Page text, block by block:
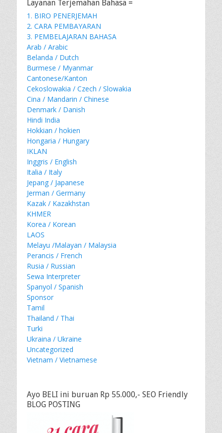
Layanan Terjemahan Bahasa =
1. BIRO PENERJEMAH
2. CARA PEMBAYARAN
3. PEMBELAJARAN BAHASA
Arab / Arabic
Belanda / Dutch
Burmese / Myanmar
Cantonese/Kanton
Cekoslowakia / Czech / Slowakia
Cina / Mandarin / Chinese
Denmark / Danish
Hindi India
Hokkian / hokien
Hongaria / Hungary
IKLAN
Inggris / English
Italia / Italy
Jepang / Japanese
Jerman / Germany
Kazak / Kazakhstan
KHMER
Korea / Korean
LAOS
Melayu /Malayan / Malaysia
Perancis / French
Rusia / Russian
Sewa Interpreter
Spanyol / Spanish
Sponsor
Tamil
Thailand / Thai
Turki
Ukraina / Ukraine
Uncategorized
Vietnam / Vietnamese
Ayo BELI ini buruan Rp 55.000,- SEO Friendly
BLOG POSTING